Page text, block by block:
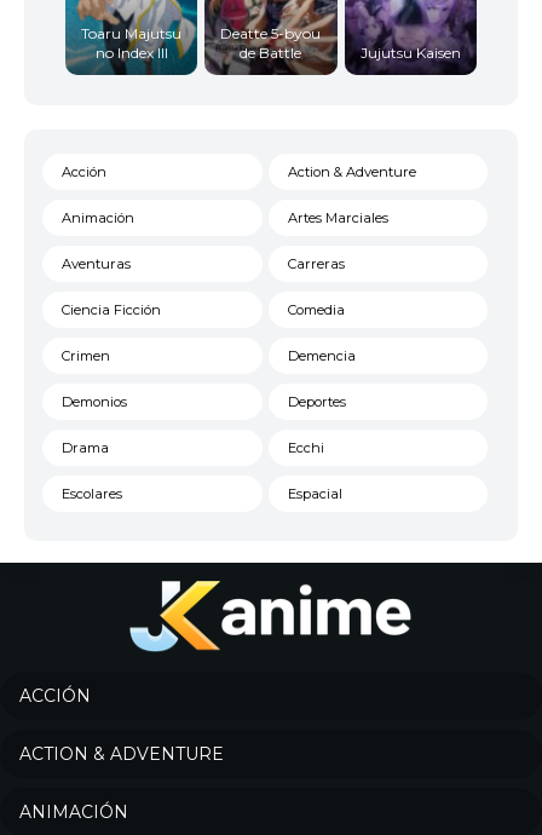
Toaru Majutsu
no Index III
Deatte 5-byou
de Battle
Jujutsu Kaisen
Acción Action & Adventure
Animación Artes Marciales
Aventuras Carreras
Ciencia Ficción Comedia
Crimen Demencia
Demonios Deportes
Drama Ecchi
Escolares Espacial
Historico
Josei
Música
ACCIÓN
ACTION & ADVENTURE
ANIMACIÓN